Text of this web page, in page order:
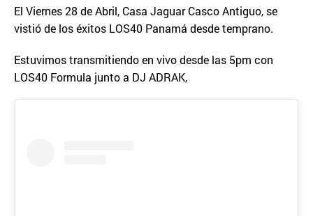
El Viernes 28 de Abril, Casa Jaguar Casco Antiguo, se
vistió de los éxitos LOS40 Panamá desde temprano.
Estuvimos transmitiendo en vivo desde las 5pm con
LOS40 Formula junto a DJ ADRAK,